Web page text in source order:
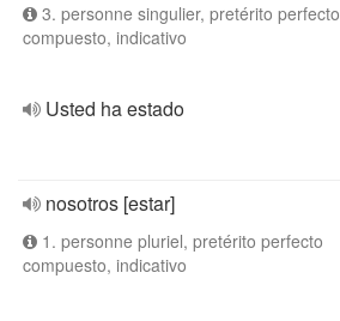
3. personne singulier, pretérito perfecto
compuesto, indicativo
Usted ha estado
nosotros [estar]
1. personne pluriel, pretérito perfecto
compuesto, indicativo